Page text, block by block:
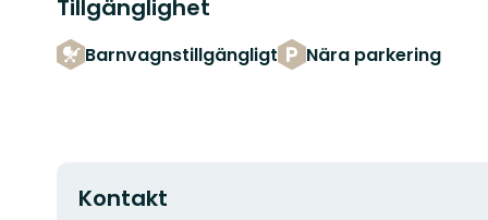
Tillgänglighet
Barnvagnstillgängligt Nära parkering
Kontakt